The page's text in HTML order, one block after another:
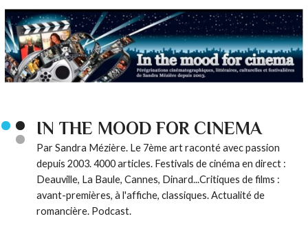
IN THE MOOD FOR CINEMA
Par Sandra Mézière. Le 7ème art raconté avec passion
depuis 2003. 4000 articles. Festivals de cinéma en direct :
Deauville, La Baule, Cannes, Dinard...Critiques de films :
avant-premières, à l'affiche, classiques. Actualité de
romancière. Podcast.